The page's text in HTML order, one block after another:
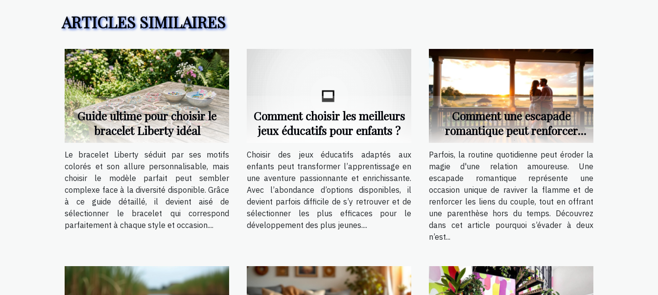
ARTICLES SIMILAIRES
Guide ultime pour choisir le
bracelet Liberty idéal
Le bracelet Liberty séduit par ses motifs
colorés et son allure personnalisable, mais
choisir le modèle parfait peut sembler
complexe face à la diversité disponible. Grâce
à ce guide détaillé, il devient aisé de
sélectionner le bracelet qui correspond
parfaitement à chaque style et occasion....
Comment choisir les meilleurs
jeux éducatifs pour enfants ?
Choisir des jeux éducatifs adaptés aux
enfants peut transformer l’apprentissage en
une aventure passionnante et enrichissante.
Avec l’abondance d’options disponibles, il
devient parfois difficile de s’y retrouver et de
sélectionner les plus efficaces pour le
développement des plus jeunes....
Comment une escapade
romantique peut renforcer
votre relation ?
Parfois, la routine quotidienne peut éroder la
magie d'une relation amoureuse. Une
escapade romantique représente une
occasion unique de raviver la flamme et de
renforcer les liens du couple, tout en offrant
une parenthèse hors du temps. Découvrez
dans cet article pourquoi s’évader à deux
n’est...